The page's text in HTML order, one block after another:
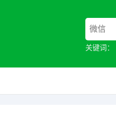
关键词：